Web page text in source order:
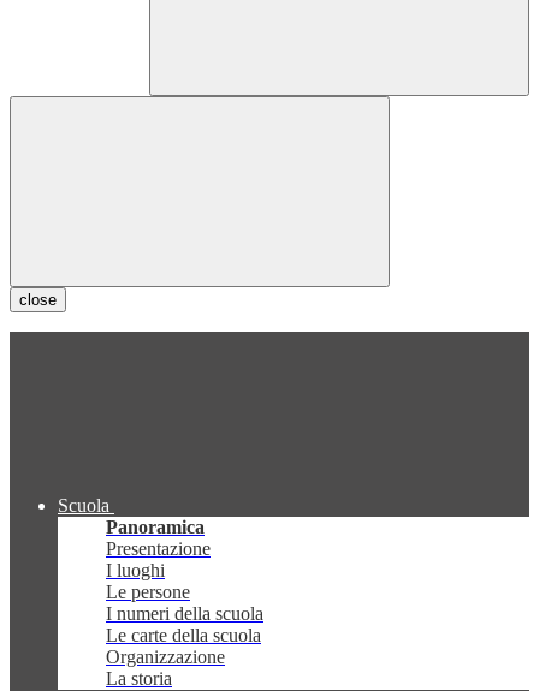
close
Scuola
Panoramica
Presentazione
I luoghi
Le persone
I numeri della scuola
Le carte della scuola
Organizzazione
La storia